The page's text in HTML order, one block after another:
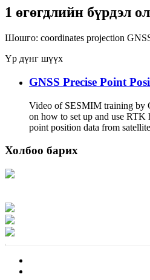
1 өгөгдлийн бүрдэл
Шошго: coordinates projection
Үр дүнг шүүх
GNSS Precise Point
Video of SESMIM training by
on how to set up and use RTK
point position data from
Холбоо барих